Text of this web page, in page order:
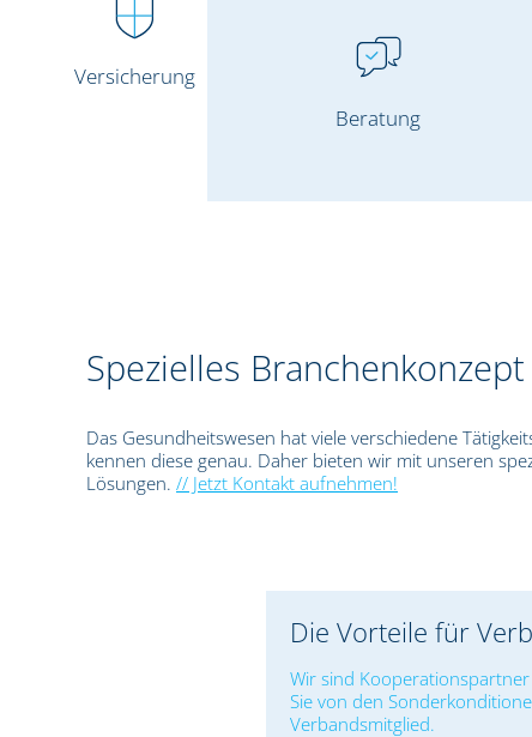
Versicherung
Beratung
Spezielles
Das Gesundheitswesen hat viele verschiedene
kennen diese genau. Daher bieten wir mit unseren
Lösungen. // Jetzt Kontakt aufnehmen!
Die Vorteile für
Wir sind
Sie von den
Verbandsmitglied.